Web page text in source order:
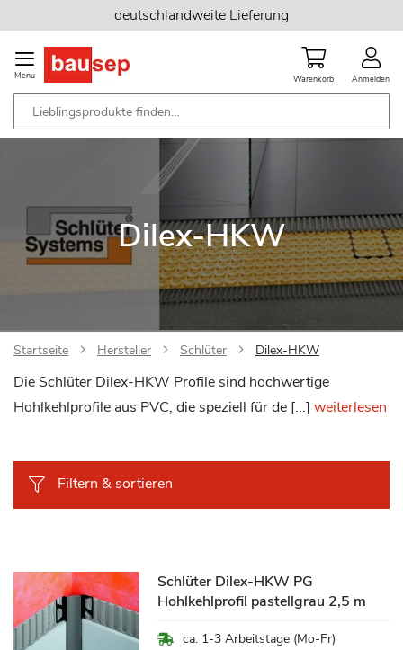
Inhalt
springen
deutschlandweite Lieferung
Menu Warenkorb Anmelden
Dilex-HKW
Startseite Hersteller Schlüter Dilex-HKW
Die Schlüter Dilex-HKW Profile sind hochwertige
Hohlkehlprofile aus PVC, die speziell für de [...] weiterlesen
Filtern & sortieren
Schlüter Dilex-HKW PG
Hohlkehlprofil pastellgrau 2,5 m
ca. 1-3 Arbeitstage (Mo-Fr)